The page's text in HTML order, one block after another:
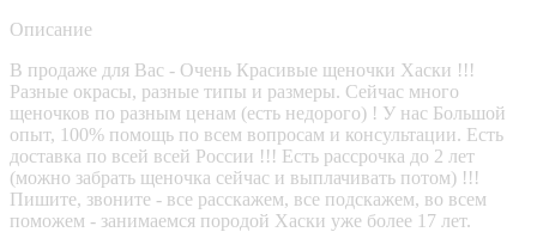
Описание
В продаже для Вас - Очень Красивые щеночки Хаски !!!
Разные окрасы, разные типы и размеры. Сейчас много
щеночков по разным ценам (есть недорого) ! У нас Большой
опыт, 100% помощь по всем вопросам и консультации. Есть
доставка по всей всей России !!! Есть рассрочка до 2 лет
(можно забрать щеночка сейчас и выплачивать потом) !!!
Пишите, звоните - все расскажем, все подскажем, во всем
поможем - занимаемся породой Хаски уже более 17 лет.